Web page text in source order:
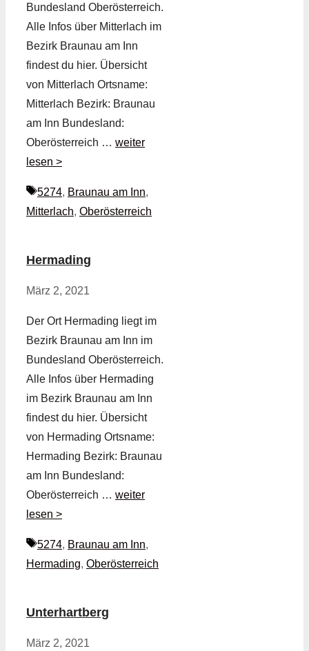
Bundesland Oberösterreich.
Alle Infos über Mitterlach im
Bezirk Braunau am Inn
findest du hier. Übersicht
von Mitterlach Ortsname:
Mitterlach Bezirk: Braunau
am Inn Bundesland:
Oberösterreich … weiter
lesen >
Schlagwörter
5274, Braunau am Inn,
Mitterlach, Oberösterreich
Hermading
März 2, 2021
Der Ort Hermading liegt im
Bezirk Braunau am Inn im
Bundesland Oberösterreich.
Alle Infos über Hermading
im Bezirk Braunau am Inn
findest du hier. Übersicht
von Hermading Ortsname:
Hermading Bezirk: Braunau
am Inn Bundesland:
Oberösterreich … weiter
lesen >
Schlagwörter
5274, Braunau am Inn,
Hermading, Oberösterreich
Unterhartberg
März 2, 2021